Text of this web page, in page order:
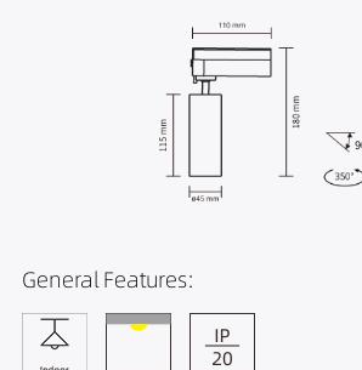
General Features: